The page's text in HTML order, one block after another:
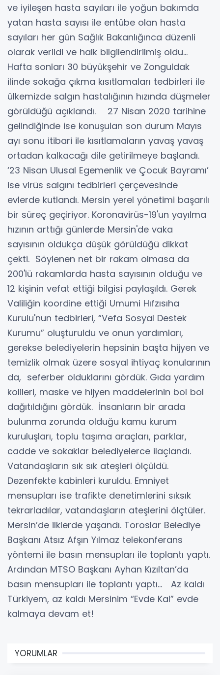
ve iyileşen hasta sayıları ile yoğun bakımda
yatan hasta sayısı ile entübe olan hasta
sayıları her gün Sağlık Bakanlığınca düzenli
olarak verildi ve halk bilgilendirilmiş oldu…
Hafta sonları 30 büyükşehir ve Zonguldak
ilinde sokağa çıkma kısıtlamaları tedbirleri ile
ülkemizde salgın hastalığının hızında düşmeler
görüldüğü açıklandı. 27 Nisan 2020 tarihine
gelindiğinde ise konuşulan son durum Mayıs
ayı sonu itibari ile kısıtlamaların yavaş yavaş
ortadan kalkacağı dile getirilmeye başlandı.
‘23 Nisan Ulusal Egemenlik ve Çocuk Bayramı’
ise virüs salgını tedbirleri çerçevesinde
evlerde kutlandı. Mersin yerel yönetimi başarılı
bir süreç geçiriyor. Koronavirüs-19'un yayılma
hızının arttığı günlerde Mersin'de vaka
sayısının oldukça düşük görüldüğü dikkat
çekti. Söylenen net bir rakam olmasa da
200'lü rakamlarda hasta sayısının olduğu ve
12 kişinin vefat ettiği bilgisi paylaşıldı. Gerek
Valiliğin koordine ettiği Umumi Hıfzısıha
Kurulu'nun tedbirleri, “Vefa Sosyal Destek
Kurumu” oluşturuldu ve onun yardımları,
gerekse belediyelerin hepsinin başta hijyen ve
temizlik olmak üzere sosyal ihtiyaç konularının
da, seferber olduklarını gördük. Gıda yardım
kolileri, maske ve hijyen maddelerinin bol bol
dağıtıldığını gördük. İnsanların bir arada
bulunma zorunda olduğu kamu kurum
kuruluşları, toplu taşıma araçları, parklar,
cadde ve sokaklar belediyelerce ilaçlandı.
Vatandaşların sık sık ateşleri ölçüldü.
Dezenfekte kabinleri kuruldu. Emniyet
mensupları ise trafikte denetimlerini sıksık
tekrarladılar, vatandaşların ateşlerini ölçtüler.
Mersin’de ilklerde yaşandı. Toroslar Belediye
Başkanı Atsız Afşın Yılmaz telekonferans
yöntemi ile basın mensupları ile toplantı yaptı.
Ardından MTSO Başkanı Ayhan Kızıltan’da
basın mensupları ile toplantı yaptı... Az kaldı
Türkiyem, az kaldı Mersinim “Evde Kal” evde
kalmaya devam et!
YORUMLAR